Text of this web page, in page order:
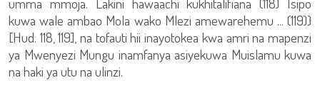
kuwa wale ambao Mola wako Mlezi amewarehemu ... (119)}
[Hud: 118, 119], na tofauti hii inayotokea kwa amri na mapenzi
ya Mwenyezi Mungu inamfanya asiyekuwa Muislamu kuwa
na haki ya utu na ulinzi.